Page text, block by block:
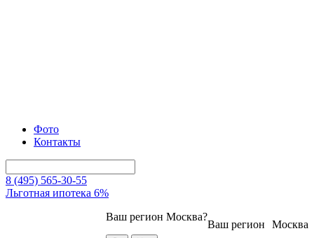
Фото
Контакты
8 (495) 565-30-55
Льготная ипотека 6%
Москва
Ваш регион
Ваш регион Москва?